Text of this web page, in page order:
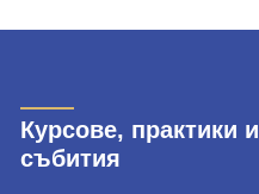
Курсове, практики и
събития